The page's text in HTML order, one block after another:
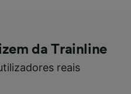
da Trainline
reais